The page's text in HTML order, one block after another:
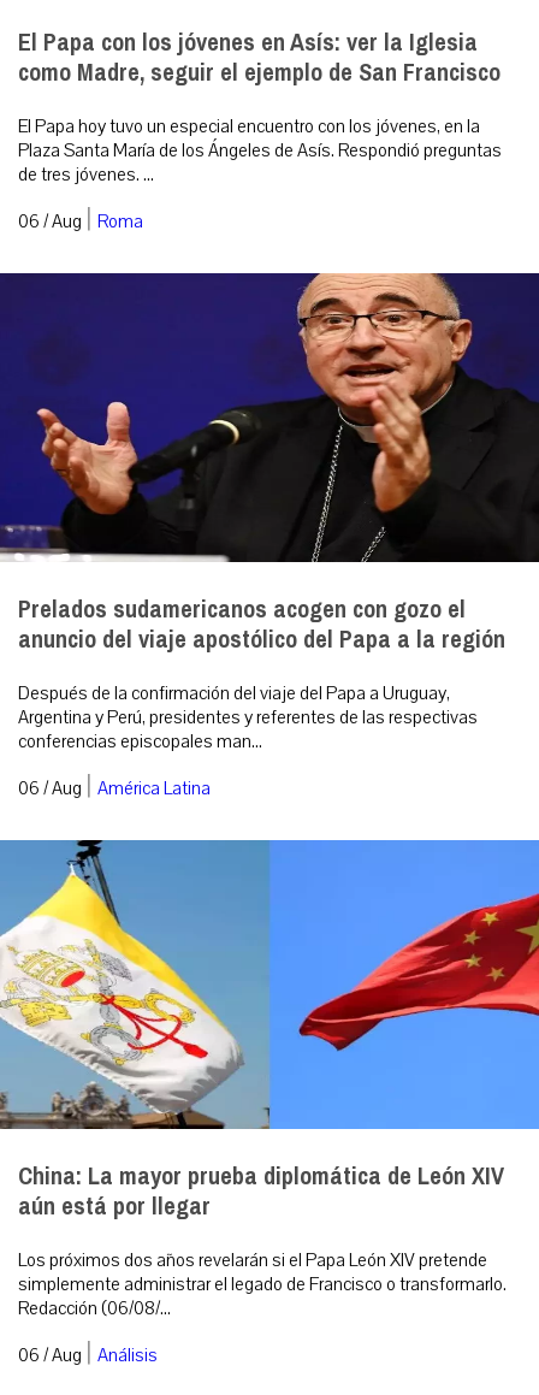
El Papa con los jóvenes en Asís: ver la Iglesia
como Madre, seguir el ejemplo de San Francisco
El Papa hoy tuvo un especial encuentro con los jóvenes, en la
Plaza Santa María de los Ángeles de Asís. Respondió preguntas
de tres jóvenes. ...
06 / Aug | Roma
Prelados sudamericanos acogen con gozo el
anuncio del viaje apostólico del Papa a la región
Después de la confirmación del viaje del Papa a Uruguay,
Argentina y Perú, presidentes y referentes de las respectivas
conferencias episcopales man...
06 / Aug | América Latina
China: La mayor prueba diplomática de León XIV
aún está por llegar
Los próximos dos años revelarán si el Papa León XIV pretende
simplemente administrar el legado de Francisco o transformarlo.
Redacción (06/08/...
06 / Aug | Análisis